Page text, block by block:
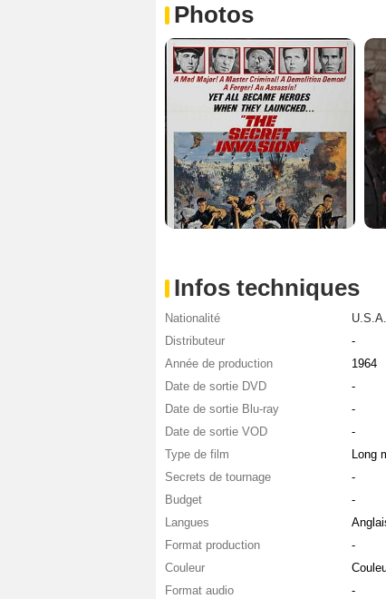
Photos
Infos techniques
Nationalité
U.S.A.
Distributeur
-
Année de production
1964
Date de sortie DVD
-
Date de sortie Blu-ray
-
Date de sortie VOD
-
Type de film
Long
Secrets de tournage
-
Budget
-
Langues
Format production
-
Couleur
Format audio
-